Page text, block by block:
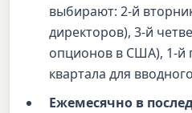
выбирают: 2-й
директоров), 3-й
опционов в США), 1-й
квартала для
Ежемесячно в